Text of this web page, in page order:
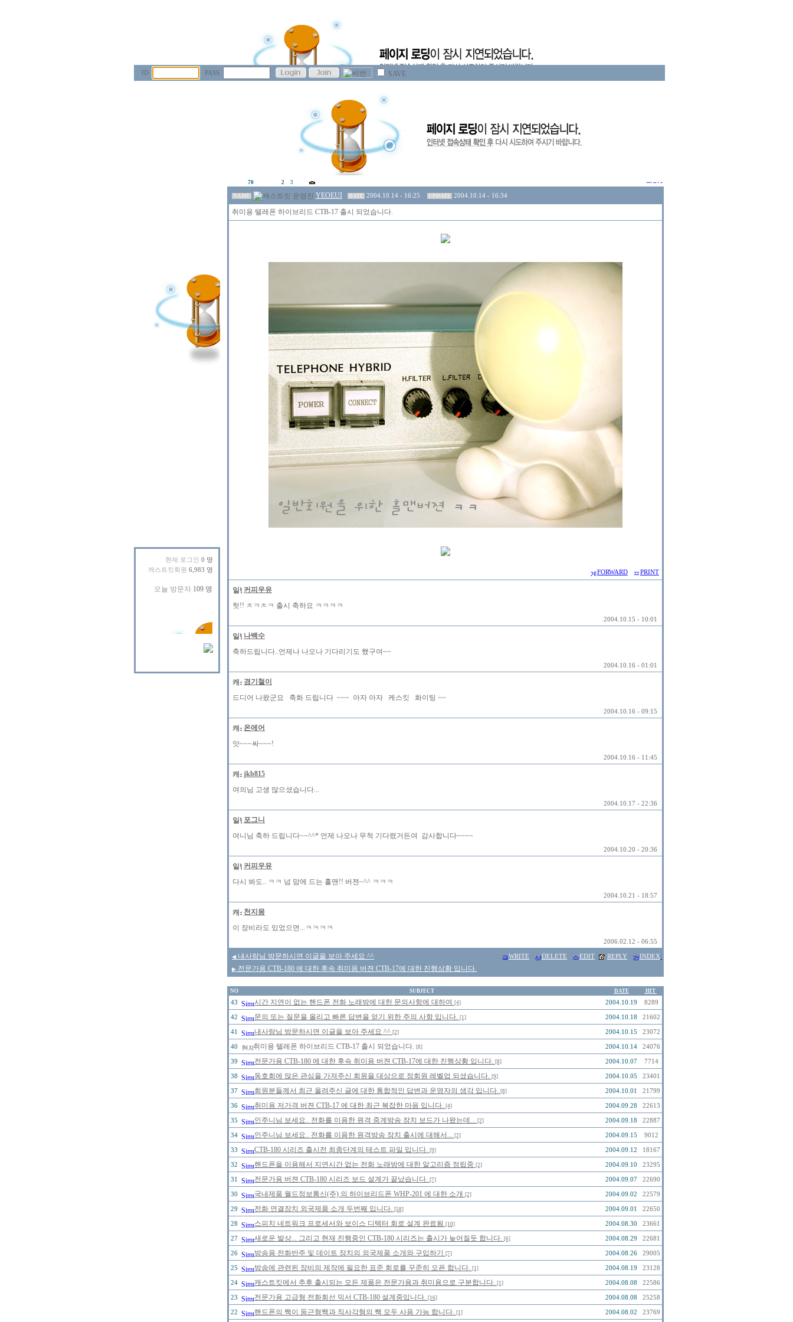
ID PASS SAVE
현재 로그인 0 명
캐스트킷회원 6,983 명
70 2 3
NAME YEOEUI DATE 2004.10.14 - 16:25 UPDATE 2004.10.14 - 16:34
취미용 텔레폰 하이브리드 CTB-17 출시 되었습니다.
FORWARD PRINT
커피우유
헛!! ㅊㅋㅊㅋ 출시 축하요 ㅋㅋㅋㅋ
2004.10.15 - 10:01
나백수
축하드립니다..언제나 나오나 기다리기도 했구여~~
2004.10.16 - 01:01
경기철이
드디어 나왔군요 축화 드립니다 ~~~ 아자 아자 케스킷 화이팅 ~~
2004.10.16 - 09:15
온에어
앗~~~싸~~~!
2004.10.16 - 11:45
jkb815
여의님 고생 많으셨습니다...
2004.10.17 - 22:36
포그니
여니님 축하 드립니다~~^^* 언제 나오나 무척 기다렸거든여 감사합니다~~~~
2004.10.20 - 20:36
커피우유
다시 봐도.. ㅋㅋ 넘 맘에 드는 홀맨!! 버젼~^^ ㅋㅋㅋ
2004.10.21 - 18:57
천지몽
이 장비라도 있었으면...ㅋㅋㅋㅋ
2006.02.12 - 06:55
◀ 내사랑님 방문하시면 이글을 보아 주세요 ^^
▶ 전문가용 CTB-180 에 대한 후속 취미용 버젼 CTB-17에 대한 진행상황 입니다.
WRITE DELETE EDIT REPLY INDEX
NO SUBJECT DATE HIT
43 시간 지연이 없는 핸드폰 전화 노래방에 대한 문의사항에 대하여 [4] 2004.10.19 8289
42 문의 또는 질문을 올리고 빠른 답변을 얻기 위한 주의 사항 입니다. [1] 2004.10.18 21602
41 내사랑님 방문하시면 이글을 보아 주세요 ^^ [2] 2004.10.15 23072
40 취미용 텔레폰 하이브리드 CTB-17 출시 되었습니다. [8] 2004.10.14 24076
39 전문가용 CTB-180 에 대한 후속 취미용 버젼 CTB-17에 대한 진행상황 입니다. [8] 2004.10.07 7714
38 동호회에 많은 관심을 가져주신 회원을 대상으로 정회원 레벨업 되셨습니다. [9] 2004.10.05 23401
37 회원분들께서 최근 올려주신 글에 대한 통합적인 답변과 운영자의 생각 입니다. [8] 2004.10.01 21799
36 취미용 저가격 버젼 CTB-17 에 대한 최근 복잡한 마음 입니다. [4] 2004.09.28 22613
35 인주니님 보세요.. 전화를 이용한 원격 중계방송 장치 보드가 나왔는데... [2] 2004.09.18 22887
34 인주니님 보세요.. 전화를 이용한 원격방송 장치 출시에 대해서... [2] 2004.09.15 9012
33 CTB-180 시리즈 출시전 최종단계의 테스트 파일 입니다. [9] 2004.09.12 18167
32 핸드폰을 이용해서 지연시간 없는 전화 노래방에 대한 알고리즘 정립중 [2] 2004.09.10 23295
31 전문가용 버젼 CTB-180 시리즈 보드 설계가 끝났습니다. [7] 2004.09.07 22690
30 국내제품 월드정보통신(주) 의 하이브리드폰 WHP-201 에 대한 소개 [2] 2004.09.02 22579
29 전화 연결장치 외국제품 소개 두번째 입니다. [58] 2004.09.01 22650
28 스피치 네트워크 프로세서와 보이스 디텍터 회로 설계 완료됨 [10] 2004.08.30 23661
27 새로운 발상... 그리고 현재 진행중인 CTB-180 시리즈는 출시가 늦어질듯 합니다. [6] 2004.08.29 22681
26 방송용 전화반주 및 데이트 장치의 외국제품 소개와 구입하기 [7] 2004.08.26 29005
25 방송에 관련된 장비의 제작에 필요한 표준 회로를 꾸준히 오픈 합니다. [1] 2004.08.19 23128
24 캐스트킷에서 추후 출시되는 모든 제품은 전문가용과 취미용으로 구분합니다. [1] 2004.08.08 22586
23 전문가용 고급형 전화회선 믹서 CTB-180 설계중입니다. [16] 2004.08.08 25258
22 핸드폰의 짹이 둥근형짹과 직사각형의 짹 모두 사용 가능 합니다. [1] 2004.08.02 23769